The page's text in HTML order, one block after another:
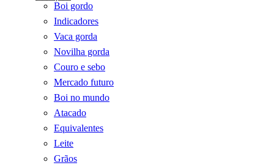
Boi gordo
Indicadores
Vaca gorda
Novilha gorda
Couro e sebo
Mercado futuro
Boi no mundo
Atacado
Equivalentes
Leite
Grãos